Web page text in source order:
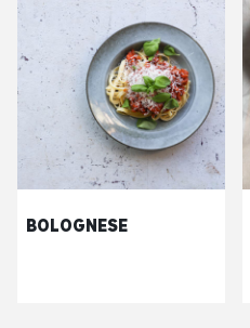
BOLOGNESE